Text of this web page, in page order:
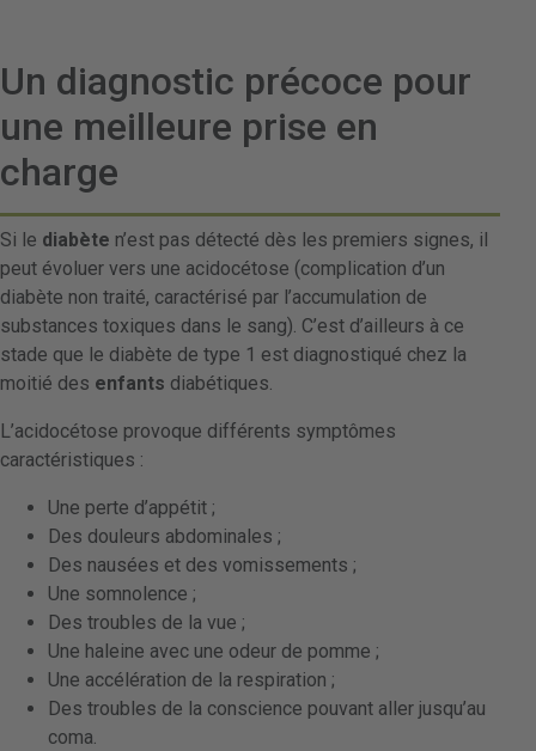
Un diagnostic précoce pour
une meilleure prise en
charge
Si le diabète n’est pas détecté dès les premiers signes, il
peut évoluer vers une acidocétose (complication d’un
diabète non traité, caractérisé par l’accumulation de
substances toxiques dans le sang). C’est d’ailleurs à ce
stade que le diabète de type 1 est diagnostiqué chez la
moitié des enfants diabétiques.
L’acidocétose provoque différents symptômes
caractéristiques :
Une perte d’appétit ;
Des douleurs abdominales ;
Des nausées et des vomissements ;
Une somnolence ;
Des troubles de la vue ;
Une haleine avec une odeur de pomme ;
Une accélération de la respiration ;
Des troubles de la conscience pouvant aller jusqu’au
coma.